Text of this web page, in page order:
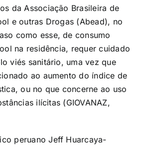
da Associação Brasileira de
e outras Drogas (Abead), no
como esse, de consumo
na residência, requer cuidado
viés sanitário, uma vez que
ao aumento do índice de
ou no que concerne ao uso
ilícitas (GIOVANAZ,
peruano Jeff Huarcaya-